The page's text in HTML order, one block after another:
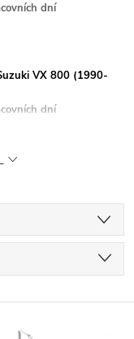
dní
VX 800 (1990-
dní